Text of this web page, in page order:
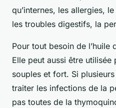
qu’internes, les allergies,
les troubles digestifs, la
Pour tout besoin de l’huile
Elle peut aussi être
souples et fort. Si
traiter les infections de la
pas toutes de la